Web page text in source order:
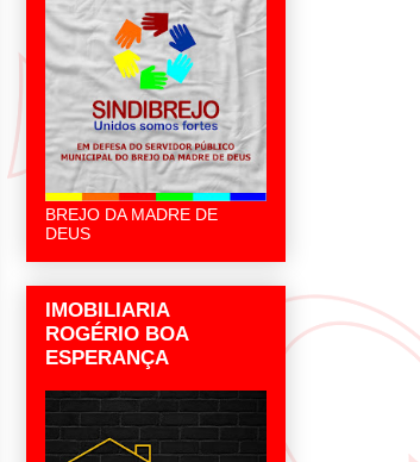
BREJO DA MADRE DE
DEUS
IMOBILIARIA
ROGÉRIO BOA
ESPERANÇA